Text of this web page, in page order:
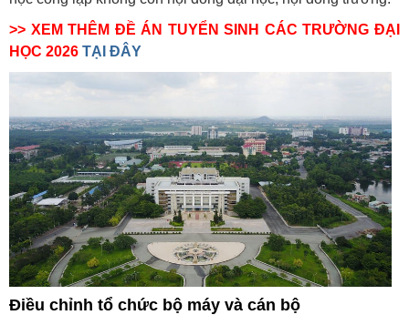
>> XEM THÊM ĐỀ ÁN TUYỂN SINH CÁC TRƯỜNG ĐẠI
HỌC 2026 TẠI ĐÂY
Điều chỉnh tổ chức bộ máy và cán bộ